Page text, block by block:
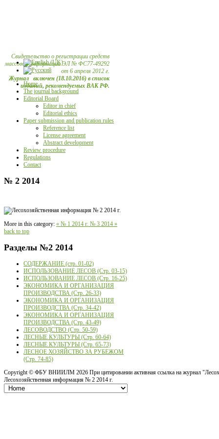
Свидетельство о регистрации средств
массовой информации ЭЛ № ФС77-49292
от 6 апреля 2012 г.
Журнал включен (18.10.2016) в список
изданий, рекомендуемых ВАК РФ.
Home
The journal background
Editorial Board
Editor in chief
Editorial ethics
Paper submission and publication rules
Reference list
License agreement
Abstract development
Review procedure
Regulations
Contact
№ 2 2014
More in this category: « № 1 2014 г. № 3 2014 »
back to top
Разделы №2 2014
СОДЕРЖАНИЕ (стр. 01-02)
ИСПОЛЬЗОВАНИЕ ЛЕСОВ (Стр. 03-15)
ИСПОЛЬЗОВАНИЕ ЛЕСОВ (Стр. 16-25)
ЭКОНОМИКА И ОРГАНИЗАЦИЯ
ПРОИЗВОДСТВА (Стр. 26-33)
ЭКОНОМИКА И ОРГАНИЗАЦИЯ
ПРОИЗВОДСТВА (Стр. 34-42)
ЭКОНОМИКА И ОРГАНИЗАЦИЯ
ПРОИЗВОДСТВА (Стр. 43-49)
ЛЕСОВОДСТВО (Стр. 50-59)
ЛЕСНЫЕ КУЛЬТУРЫ (Стр. 60-64)
ЛЕСНЫЕ КУЛЬТУРЫ (Стр. 65-73)
ЛЕСНОЕ ХОЗЯЙСТВО ЗА РУБЕЖОМ
(Стр. 74-85)
Copyright © ФБУ ВНИИЛМ 2026 При цитировании активная ссылка на журнал
Лесохозяйственная информация № 2 2014 г.